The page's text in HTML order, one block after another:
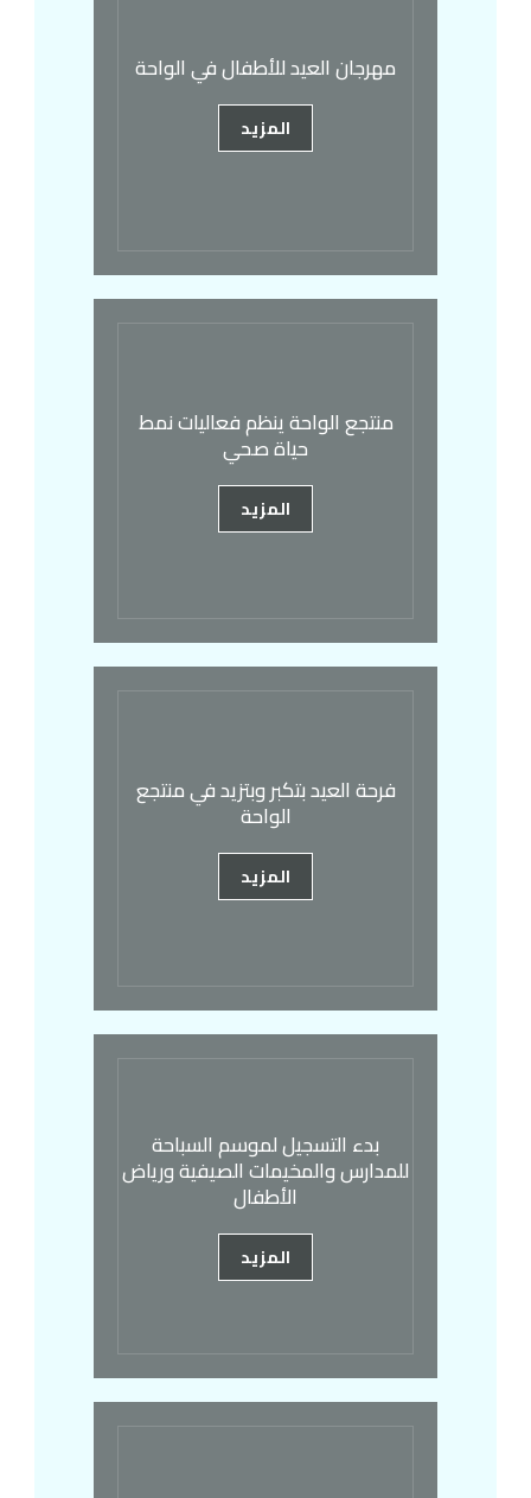
مهرجان العيد للأطفال في الواحة
المزيد
منتجع الواحة ينظم فعاليات نمط
حياة صحي
المزيد
فرحة العيد بتكبر وبتزيد في منتجع
الواحة
المزيد
بدء التسجيل لموسم السباحة
للمدارس والمخيمات الصيفية ورياض
الأطفال
المزيد